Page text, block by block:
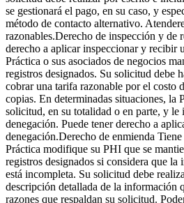
se gestionará el pago, en su caso, y
método de contacto alternativo.
razonables.Derecho de inspección y de
derecho a aplicar inspeccionar y recibir
Práctica o sus asociados de negocios
registros designados. Su solicitud debe
cobrar una tarifa razonable por el costo
copias. En determinadas situaciones, la
solicitud, en su totalidad o en parte, y
denegación. Puede tener derecho a
denegación.Derecho de enmienda
Práctica modifique su PHI que se
registros designados si considera que
está incompleta. Su solicitud debe
descripción detallada de la información
razones que respaldan su solicitud.